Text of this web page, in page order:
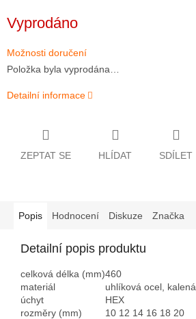
cena:
Vyprodáno
Možnosti doručení
Položka byla vyprodána…
Detailní informace
ZEPTAT SE HLÍDAT SDÍLET
Popis Hodnocení Diskuze Značka
Detailní popis produktu
celková délka (mm)460
materiál
uhlíková ocel, kalená
úchyt
HEX
rozměry (mm)
10 12 14 16 18 20